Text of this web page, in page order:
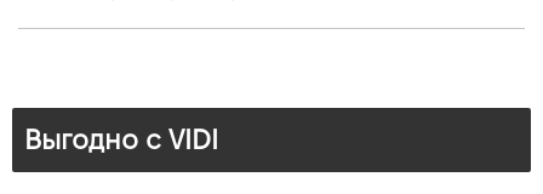
Объем двигателя (см.куб.) 1998
Прайс Discovery Sport 1.5 PHEV 300 S
Выгодно c VIDI